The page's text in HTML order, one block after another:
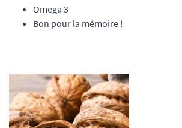
Omega 3
Bon pour la mémoire !